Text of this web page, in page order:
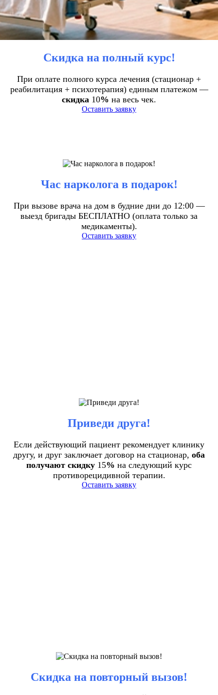
Скидка на полный курс!
При оплате полного курса лечения (стационар +
реабилитация + психотерапия) единым платежом —
скидка 10% на весь чек.
Оставить заявку
Час нарколога в подарок!
При вызове врача на дом в будние дни до 12:00 —
выезд бригады БЕСПЛАТНО (оплата только за
медикаменты).
Оставить заявку
Приведи друга!
Если действующий пациент рекомендует клинику
другу, и друг заключает договор на стационар, оба
получают скидку 15% на следующий курс
противорецидивной терапии.
Оставить заявку
Скидка на повторный вызов!